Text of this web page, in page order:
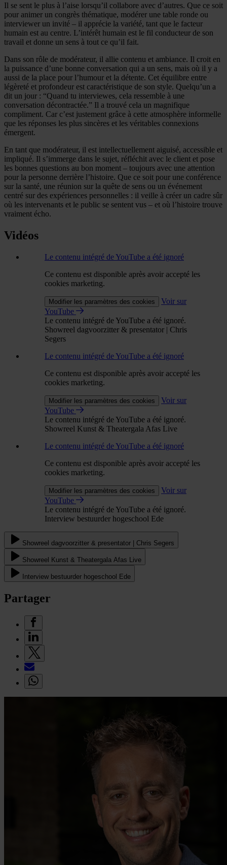
Il se sent le plus à l’aise lorsqu’il collabore avec d’autres. Que ce soit
pour animer un congrès thématique, modérer une table ronde ou
interviewer un invité – il apprécie la variété, tant que le facteur
humain est au centre. L’intérêt humain est le fil conducteur de son
travail et donne un sens à tout ce qu’il fait.
Dans son rôle de modérateur, il allie contenu et ambiance. Il croit en
la puissance d’une bonne conversation qui a un sens, mais où il y a
aussi de la place pour l’humour et la détente. Cet équilibre entre
légèreté et profondeur est caractéristique de son style. Quelqu’un a
dit un jour : “Quand tu interviewes, cela ressemble à une
conversation décontractée.” Il a trouvé cela un magnifique
compliment. Car c’est justement grâce à cette atmosphère informelle
que les réponses les plus sincères et les véritables connexions
émergent.
En tant que modérateur, il est intellectuellement aiguisé, accessible et
impliqué. Il s’immerge dans le sujet, réfléchit avec le client et pose
les bonnes questions au bon moment – toujours avec une attention
pour la personne derrière l’histoire. Que ce soit pour une conférence
sur la santé, une réunion sur la quête de sens ou un événement
centré sur des expériences personnelles : il veille à créer un cadre sûr
où les intervenants et le public se sentent vus – et où l’histoire trouve
vraiment écho.
Vidéos
Le contenu intégré de YouTube a été ignoré
Ce contenu est disponible après avoir accepté les
cookies marketing.
Modifier les paramètres des cookies
Voir sur
YouTube
Le contenu intégré de YouTube a été ignoré.
Showreel dagvoorzitter & presentator | Chris
Segers
Le contenu intégré de YouTube a été ignoré
Ce contenu est disponible après avoir accepté les
cookies marketing.
Modifier les paramètres des cookies
Voir sur
YouTube
Le contenu intégré de YouTube a été ignoré.
Showreel Kunst & Theatergala Afas Live
Le contenu intégré de YouTube a été ignoré
Ce contenu est disponible après avoir accepté les
cookies marketing.
Modifier les paramètres des cookies
Voir sur
YouTube
Le contenu intégré de YouTube a été ignoré.
Interview bestuurder hogeschool Ede
Showreel dagvoorzitter & presentator | Chris Segers
Showreel Kunst & Theatergala Afas Live
Interview bestuurder hogeschool Ede
Partager